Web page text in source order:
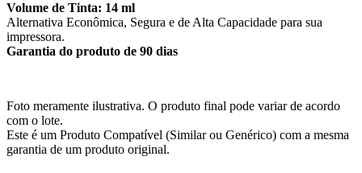
Volume de Tinta: 14 ml
Alternativa Econômica, Segura e de Alta Capacidade para sua
impressora.
Garantia do produto de 90 dias
Foto meramente ilustrativa. O produto final pode variar de acordo
com o lote.
Este é um Produto Compatível (Similar ou Genérico) com a mesma
garantia de um produto original.